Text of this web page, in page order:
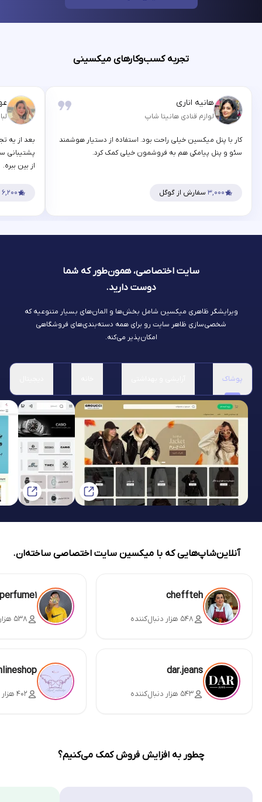
تجربه کسب‌وکارهای میکسینی
هانیه اناری
لوازم قنادی هانیتا شاپ
کار با پنل میکسین خیلی راحت بود. استفاده از دستیار هوشمند
سئو و پنل پیامکی هم به فروشمون خیلی کمک کرد.
۳,۰۰۰ سفارش از گوگل
بعد از یه
پشتیبانی
از بین ببره.
۶,۲۰۰
سایت اختصاصی، همون‌طور که شما
دوست دارید.
ویرایشگر ظاهری میکسین شامل بخش‌ها و المان‌های بسیار متنوعیه که
شخصی‌سازی ظاهر سایت رو برای همه دسته‌بندی‌های فروشگاهی
امکان‌پذیر می‌کنه.
پوشاک
آنلاین‌شاپ‌هایی که با میکسین سایت اختصاصی ساخته‌ان.
cheffteh
۵۴۸ هزار دنبال‌کننده ۵۳۸ هزار دنبال‌کننده
dar.jeans
۵۴۳ هزار دنبال‌کننده ۴۰۲ هزار دنبال‌کننده
چطور به افزایش فروش کمک می‌کنیم؟